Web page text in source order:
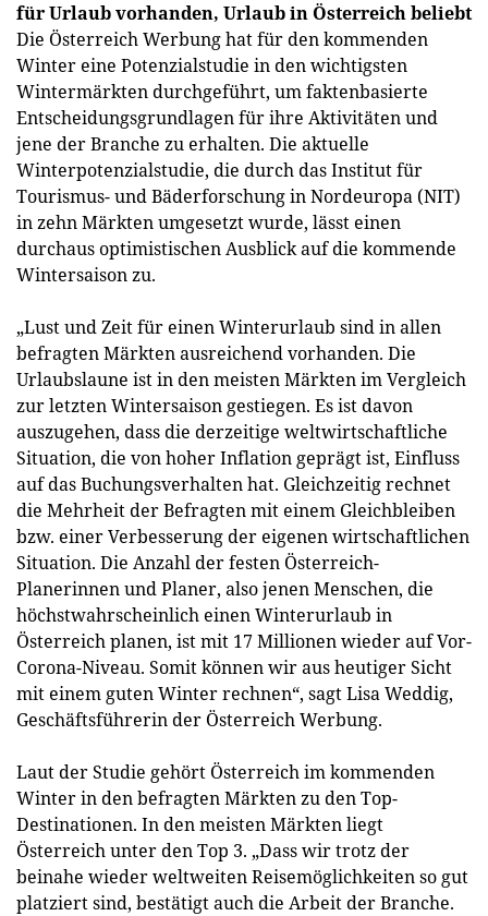
für Urlaub vorhanden, Urlaub in Österreich beliebt
Die Österreich Werbung hat für den kommenden
Winter eine Potenzialstudie in den wichtigsten
Wintermärkten durchgeführt, um faktenbasierte
Entscheidungsgrundlagen für ihre Aktivitäten und
jene der Branche zu erhalten. Die aktuelle
Winterpotenzialstudie, die durch das Institut für
Tourismus- und Bäderforschung in Nordeuropa (NIT)
in zehn Märkten umgesetzt wurde, lässt einen
durchaus optimistischen Ausblick auf die kommende
Wintersaison zu.
„Lust und Zeit für einen Winterurlaub sind in allen
befragten Märkten ausreichend vorhanden. Die
Urlaubslaune ist in den meisten Märkten im Vergleich
zur letzten Wintersaison gestiegen. Es ist davon
auszugehen, dass die derzeitige weltwirtschaftliche
Situation, die von hoher Inflation geprägt ist, Einfluss
auf das Buchungsverhalten hat. Gleichzeitig rechnet
die Mehrheit der Befragten mit einem Gleichbleiben
bzw. einer Verbesserung der eigenen wirtschaftlichen
Situation. Die Anzahl der festen Österreich-
Planerinnen und Planer, also jenen Menschen, die
höchstwahrscheinlich einen Winterurlaub in
Österreich planen, ist mit 17 Millionen wieder auf Vor-
Corona-Niveau. Somit können wir aus heutiger Sicht
mit einem guten Winter rechnen“, sagt Lisa Weddig,
Geschäftsführerin der Österreich Werbung.
Laut der Studie gehört Österreich im kommenden
Winter in den befragten Märkten zu den Top-
Destinationen. In den meisten Märkten liegt
Österreich unter den Top 3. „Dass wir trotz der
beinahe wieder weltweiten Reisemöglichkeiten so gut
platziert sind, bestätigt auch die Arbeit der Branche.